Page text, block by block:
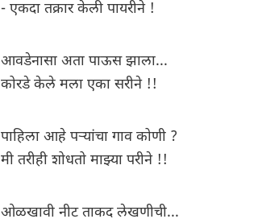
- एकदा तक्रार केली पायरीने !
आवडेनासा अता पाऊस झाला...
कोरडे केले मला एका सरीने !!
पाहिला आहे पऱ्यांचा गाव कोणी ?
मी तरीही शोधतो माझ्या परीने !!
ओळखावी नीट ताकद लेखणीची...